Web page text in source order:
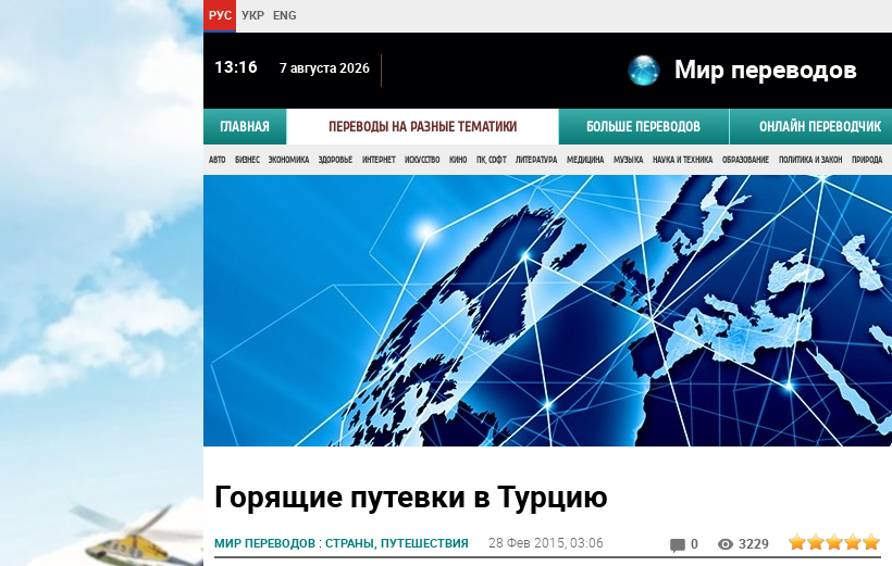
РУС УКР ENG
13 16 7 августа 2026 Мир переводов
ГЛАВНАЯ ПЕРЕВОДЫ НА РАЗНЫЕ ТЕМАТИКИ БОЛЬШЕ ПЕРЕВОДОВ ОНЛАЙН ПЕРЕВОДЧИК
АВТО БИЗНЕС ЭКОНОМИКА ЗДОРОВЬЕ ИНТЕРНЕТ ИСКУССТВО КИНО ПК, СОФТ ЛИТЕРАТУРА МЕДИЦИНА МУЗЫКА НАУКА И ТЕХНИКА ОБРАЗОВАНИЕ ПОЛИТИКА И ЗАКОН ПРИРОДА
Горящие путевки в Турцию
МИР ПЕРЕВОДОВ: СТРАНЫ, ПУТЕШЕСТВИЯ 28 Фев 2015 , 03:06 0 3229